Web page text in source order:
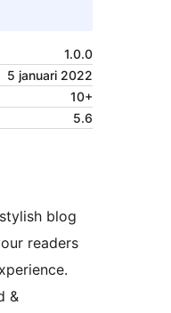
1.0.0
5 januari 2022
10+
5.6
blog
readers
&